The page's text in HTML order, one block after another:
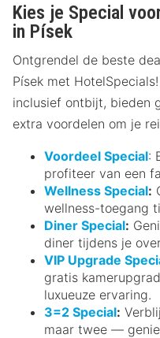
Kies je Special
in Písek
Ontgrendel de beste
Písek met
inclusief ontbijt, bieden
extra voordelen om je
Voordeel Special:
profiteer van een
Wellness Special:
wellness-toegang
Diner Special:
diner tijdens je
VIP Upgrade
gratis
luxueuze ervaring.
3=2 Special:
maar twee —